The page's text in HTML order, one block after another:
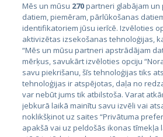
Valstis
Igaunija
Latvija
Lietuva
Mēs un mūsu 270partneri glabājam
datiem, piemēram, pārlūkošanas
identifikatoriem jūsu ierīcē. Izvēloties
aktivizētas izsekošanas tehnoloģijas,
“Mēs un mūsu partneri apstrādājam
mērķus, savukārt izvēloties opciju
savu piekrišanu, šīs tehnoloģijas tiks
tehnoloģijas ir atspējotas, daļa no
var nebūt jums tik atbilstoša. Varat
jebkurā laikā mainītu savu izvēli vai
noklikšķinot uz saites “Privātuma
apakšā vai uz peldošās ikonas tīmekļa